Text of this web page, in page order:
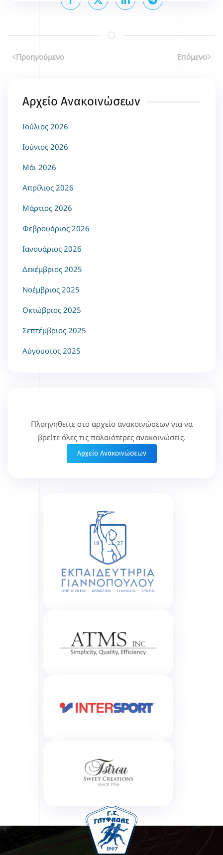
Προηγούμενο Επόμενο
Αρχείο Ανακοινώσεων
Ιούλιος 2026
Ιούνιος 2026
Μάι 2026
Απρίλιος 2026
Μάρτιος 2026
Φεβρουάριος 2026
Ιανουάριος 2026
Δεκέμβριος 2025
Νοέμβριος 2025
Οκτώβριος 2025
Σεπτέμβριος 2025
Αύγουστος 2025
Πλοηγηθείτε στο αρχείο ανακοινώσεων για να
βρείτε όλες τις παλαιότερες ανακοινώσεις.
Αρχείο Ανακοινώσεων